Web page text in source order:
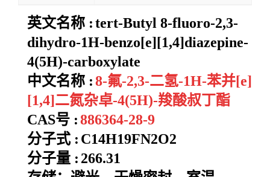
英文名称 :tert-Butyl 8-fluoro-2,3-
dihydro-1H-benzo[e][1,4]diazepine-
4(5H)-carboxylate
中文名称 :8-氟-2,3-二氢-1H-苯并[e]
[1,4]二氮杂卓-4(5H)-羧酸叔丁酯
CAS号 :886364-28-9
分子式 : C14H19FN2O2
分子量 : 266.31